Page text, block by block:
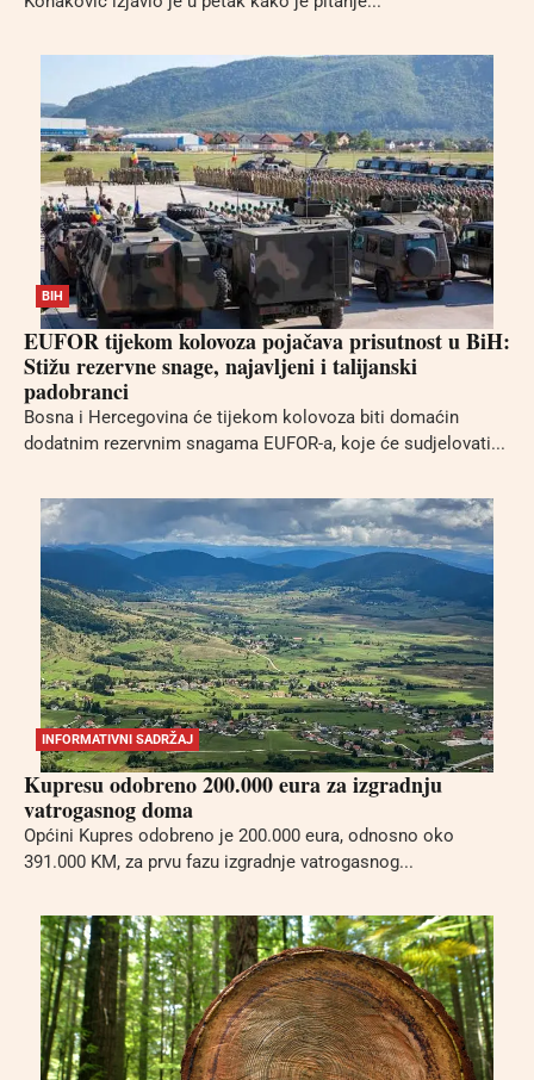
BIH
EUFOR tijekom kolovoza pojačava prisutnost u BiH:
Stižu rezervne snage, najavljeni i talijanski
padobranci
Bosna i Hercegovina će tijekom kolovoza biti domaćin
dodatnim rezervnim snagama EUFOR-a, koje će sudjelovati...
INFORMATIVNI SADRŽAJ
Kupresu odobreno 200.000 eura za izgradnju
vatrogasnog doma
Općini Kupres odobreno je 200.000 eura, odnosno oko
391.000 KM, za prvu fazu izgradnje vatrogasnog...